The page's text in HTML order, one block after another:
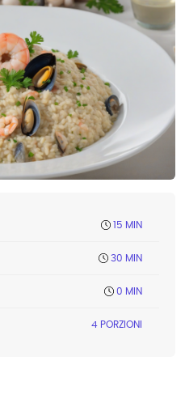
15 MIN
30 MIN
0 MIN
4 PORZIONI